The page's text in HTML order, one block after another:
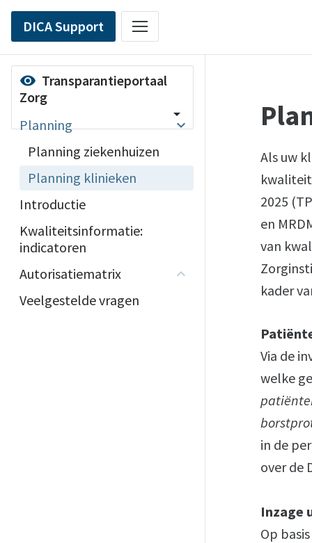
DICA Support
visibility Transparantieportaal
Zorg
arrow_drop_down
Planning
Planning ziekenhuizen
Planning klinieken
Introductie
Kwaliteitsinformatie:
indicatoren
Autorisatiematrix
Veelgestelde vragen
Als uw
2025
en
van
kader
Via de
welke
in de
over de
Inzage
Op